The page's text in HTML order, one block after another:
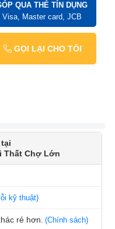
QUA THẺ TÍN DỤNG
Visa, Master card, JCB
GỌI LẠI CHO TÔI
Thất Chợ Lớn
kỹ thuật)
rẻ hơn. (Chính sách)